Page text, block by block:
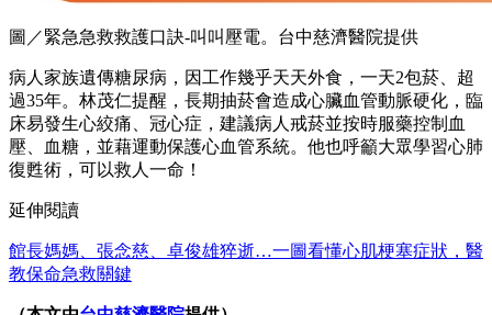
圖／緊急急救救護口訣-叫叫壓電。台中慈濟醫院提供
病人家族遺傳糖尿病，因工作幾乎天天外食，一天2包菸、超
過35年。林茂仁提醒，長期抽菸會造成心臟血管動脈硬化，臨
床易發生心絞痛、冠心症，建議病人戒菸並按時服藥控制血
壓、血糖，並藉運動保護心血管系統。他也呼籲大眾學習心肺
復甦術，可以救人一命！
延伸閱讀
館長媽媽、張念慈、卓俊雄猝逝…一圖看懂心肌梗塞症狀，醫
教保命急救關鍵